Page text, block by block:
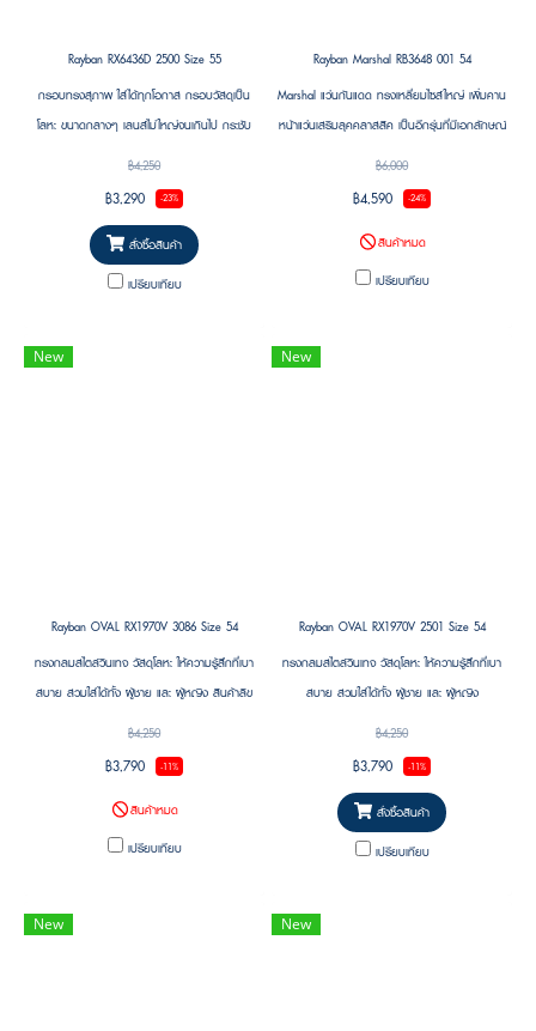
Rayban RX6436D 2500 Size 55
กรอบทรงสุภาพ ใส่ได้ทุกโอกาส กรอบวัสดุเป็น
โลหะ ขนาดกลางๆ เลนส์ไม่ใหญ่จนเกินไป กระชับ
คล่องตัว ดูหรูมีคลาส ลูกค้าชอบมากครับ ใส่ได้ทั้ง
คุณผู้ชาย และ คุณผู้หญิง ปลอกขาแว่นหุ้ม
พลาสติกไม่กดหู สวมใส่สบาย
฿4,250
฿3,290 -23%
สั่งซื้อสินค้า
เปรียบเทียบ
Rayban Marshal RB3648 001 54
Marshal แว่นกันแดด ทรงเหลี่ยมไซส์ใหญ่ เพิ่มคาน
หน้าแว่นเสริมลุคคลาสสิค เป็นอีกรุ่นที่มีเอกลักษณ์
และโดดเด่น สินค้าลิขสิทธิแท้รับประกันจาก
Luxottica 2 ปี ศูนย์ไทย พร้อมบริการอะไหล่แท้
฿6,000
฿4,590 -24%
สินค้าหมด
เปรียบเทียบ
New
Rayban OVAL RX1970V 3086 Size 54
ทรงกลมสไตล์วินเทจ วัสดุโลหะ ให้ความรู้สึกที่เบา
สบาย สวมใส่ได้ทั้ง ผู้ชาย และ ผู้หญิง สินค้าลิข
สิทธิแท้รับประกัน 2 ปี จาก Luxottica ศูนย์ไทย
พร้อมบริการอะไหล่แท้
฿4,250
฿3,790 -11%
สินค้าหมด
เปรียบเทียบ
New
Rayban OVAL RX1970V 2501 Size 54
ทรงกลมสไตล์วินเทจ วัสดุโลหะ ให้ความรู้สึกที่เบา
สบาย สวมใส่ได้ทั้ง ผู้ชาย และ ผู้หญิง
฿4,250
฿3,790 -11%
สั่งซื้อสินค้า
เปรียบเทียบ
New New